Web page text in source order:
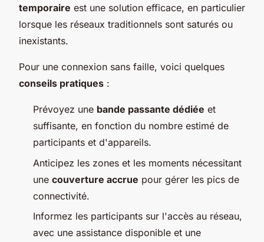
temporaire est une solution efficace, en particulier
lorsque les réseaux traditionnels sont saturés ou
inexistants.
Pour une connexion sans faille, voici quelques
conseils pratiques :
Prévoyez une bande passante dédiée et
suffisante, en fonction du nombre estimé de
participants et d'appareils.
Anticipez les zones et les moments nécessitant
une couverture accrue pour gérer les pics de
connectivité.
Informez les participants sur l'accès au réseau,
avec une assistance disponible et une